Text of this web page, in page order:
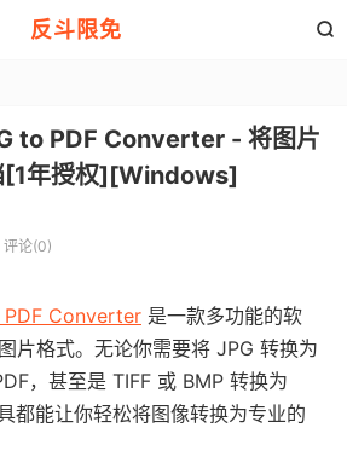
反斗限免 
to PDF Converter - 将图片
[1年授权][Windows]
评论(0)
Converter 是一款多功能的软
片格式。无论你需要将 JPG 转换为
，甚至是 TIFF 或 BMP 转换为
都能让你轻松将图像转换为专业的